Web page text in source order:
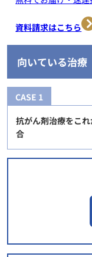
資料請求はこちら
向いている治療
CASE 1
抗がん剤治療をこ
合